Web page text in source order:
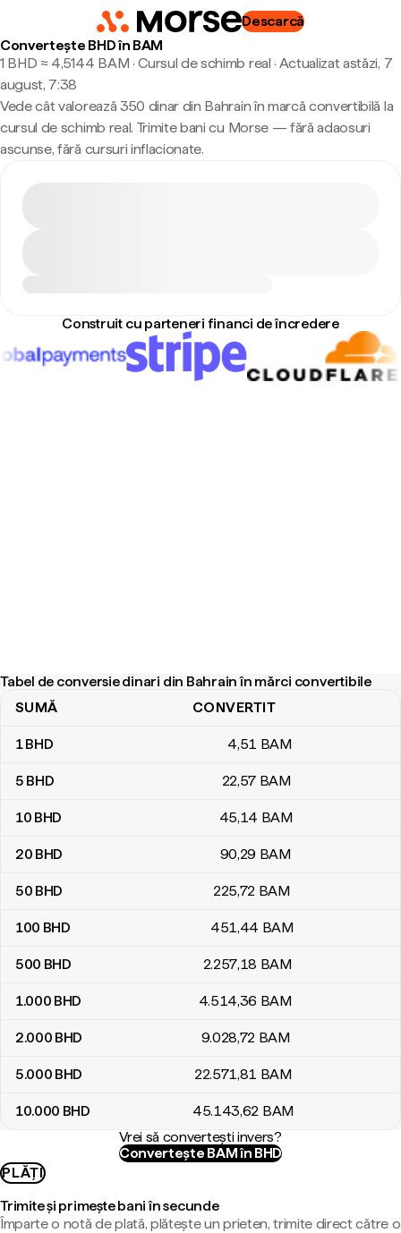
Descarcă
Convertește BHD în BAM
1 BHD ≈ 4,5144 BAM · Cursul de schimb real · Actualizat astăzi, 7
august, 7:38
Vede cât valorează 350 dinar din Bahrain în marcă convertibilă la
cursul de schimb real. Trimite bani cu Morse — fără adaosuri
ascunse, fără cursuri inflacionate.
Construit cu parteneri financi de încredere
Tabel de conversie dinari din Bahrain în mărci convertibile
Tabel de conversie dinari din Bahrain în mărci convertibile
SUMĂ CONVERTIT
1BHD 4,51 BAM
5 BHD 22,57 BAM
10 BHD 45,14 BAM
20 BHD 90,29 BAM
50 BHD 225,72 BAM
100 BHD 451,44 BAM
500 BHD 2.257,18 BAM
1.000 BHD 4.514,36 BAM
2.000 BHD 9.028,72 BAM
5.000 BHD 22.571,81 BAM
10.000 BHD 45.143,62 BAM
Vrei să convertești invers?
Convertește BAM în BHD
PLĂȚI
Trimite și primește bani în secunde
Împarte o notă de plată, plătește un prieten, trimite direct către o